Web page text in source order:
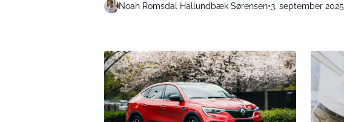
Noah Romsdal Hallundbæk Sørensen•3. september 2025